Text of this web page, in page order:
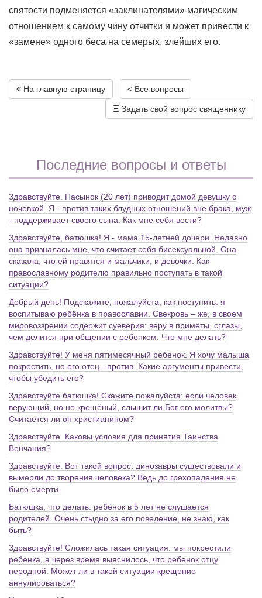
святости подменяется «заклинателями» магическим
отношением к самому чину отчитки и может привести к
«замене» одного беса на семерых, злейших его.
На главную страницу < Все вопросы
Задать свой вопрос священнику
Последние вопросы и ответы
Здравствуйте. Пасынок (20 лет) приводит домой девушку с
ночевкой. Я - против таких блудных отношений вне брака, муж
- поддерживает своего сына. Как мне себя вести?
Здравствуйте, батюшка! Я - мама 15-летней дочери. Недавно
она призналась мне, что считает себя бисексуальной. Она
сказала, что ей нравятся и мальчики, и девочки. Как
православному родителю правильно поступать в такой
ситуации?
Добрый день! Подскажите, пожалуйста, как поступить: я
воспитываю ребёнка в православии. Свекровь – же, в своем
мировоззрении содержит суеверия: веру в приметы, сглазы,
чем делится при общении с ребенком. Что мне делать?
Здравствуйте! У меня пятимесячный ребенок. Я хочу малыша
покрестить, но его отец - против. Какие аргументы привести,
чтобы убедить его?
Здравствуйте батюшка! Скажите пожалуйста: если человек
верующий, но не крещёный, слышит ли Бог его молитвы?
Считается ли он христианином?
Здравствуйте. Каковы условия для принятия Таинства
Венчания?
Здравствуйте. Вот такой вопрос: динозавры существовали и
вымерли до творения человека? Ведь до грехопадения не
было смерти.
Батюшка, что делать: ребёнок в 5 лет не слушается
родителей. Очень стыдно за его поведение, не знаю, как
быть?
Здравствуйте! Сложилась такая ситуация: мы покрестили
ребенка, а через время выяснилось, что ребенок отцу
неродной. Может ли в такой ситуации крещение
аннулироваться?